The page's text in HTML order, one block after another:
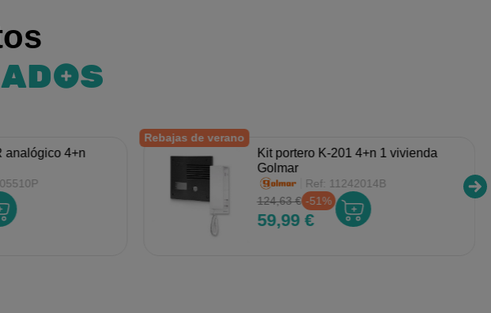
analógico 4+n
Rebajas de verano
Kit portero K-201 4+n 1 vivienda
Golmar
Ref: 11242014B
124,63 € -51%
59,99 €